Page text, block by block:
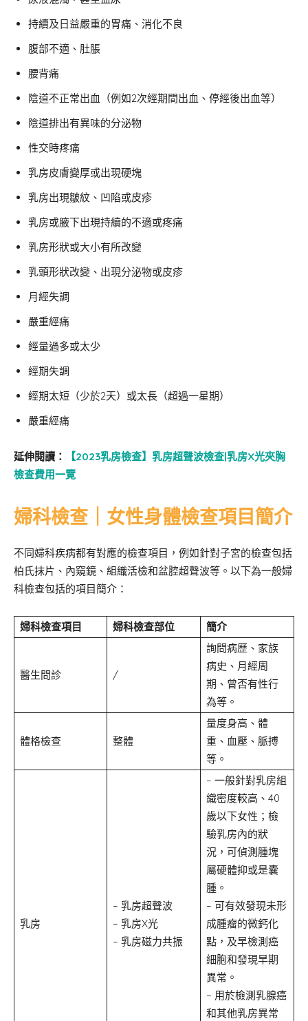
持續及日益嚴重的胃痛、消化不良
腹部不適、肚脹
腰背痛
陰道不正常出血（例如2次經期間出血、停經後出血等）
陰道排出有異味的分泌物
性交時疼痛
乳房皮膚變厚或出現硬塊
乳房出現皺紋、凹陷或皮疹
乳房或腋下出現持續的不適或疼痛
乳房形狀或大小有所改變
乳頭形狀改變、出現分泌物或皮疹
月經失調
嚴重經痛
經量過多或太少
經期失調
經期太短（少於2天）或太長（超過一星期）
嚴重經痛
延伸閱讀：
【2023乳房檢查】乳房超聲波檢查|乳房X光夾胸
檢查費用一覽
婦科檢查｜女性身體檢查項目簡介
不同婦科疾病都有對應的檢查項目，例如針對子宮的檢查包括
柏氏抹片、內窺鏡、組織活檢和盆腔超聲波等。以下為一般婦
科檢查包括的項目簡介：
婦科檢查項目 婦科檢查部位 簡介
醫生問診 /
詢問病歷、家族
病史、月經周
期、曾否有性行
為等。
體格檢查 整體
量度身高、體
重、血壓、脈搏
等。
乳房
– 乳房超聲波
– 乳房X光
– 乳房磁力共振
– 一般針對乳房組
織密度較高、40
歲以下女性；檢
驗乳房內的狀
況，可偵測腫塊
屬硬體抑或是囊
腫。
– 可有效發現未形
成腫瘤的微鈣化
點，及早檢測癌
細胞和發現早期
異常。
– 用於檢測乳腺癌
和其他乳房異常